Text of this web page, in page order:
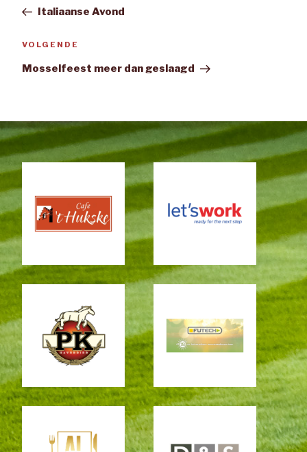
Italiaanse Avond
Volgend
VOLGENDE
Mosselfeest meer dan geslaagd